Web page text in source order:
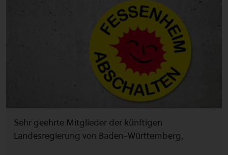
Sehr geehrte Mitglieder der künftigen
Landesregierung von Baden-Württemberg,